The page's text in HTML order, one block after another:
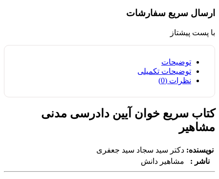
ارسال سریع سفارشات
با پست پیشتاز
توضیحات
توضیحات تکمیلی
نظرات (0)
کتاب سریع خوان آیین دادرسی مدنی
مشاهیر
نویسنده: دکتر سید سجاد سید جعفری
ناشر :
مشاهیر دانش